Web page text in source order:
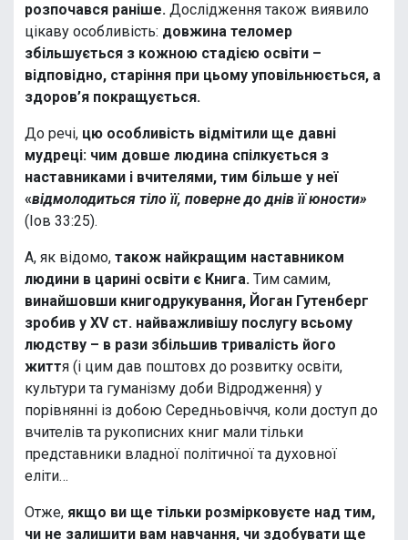
розпочався раніше. Дослідження також виявило
цікаву особливість: довжина теломер
збільшується з кожною стадією освіти –
відповідно, старіння при цьому уповільнюється, а
здоров’я покращується.
До речі, цю особливість відмітили ще давні
мудреці: чим довше людина спілкується з
наставниками і вчителями, тим більше у неї
«відмолодиться тіло її, поверне до днів її юности»
(Іов 33:25).
А, як відомо, також найкращим наставником
людини в царині освіти є Книга. Тим самим,
винайшовши книгодрукування, Йоган Гутенберг
зробив у XV ст. найважливішу послугу всьому
людству – в рази збільшив тривалість його
життя (і цим дав поштовх до розвитку освіти,
культури та гуманізму доби Відродження) у
порівнянні із добою Середньовіччя, коли доступ до
вчителів та рукописних книг мали тільки
представники владної політичної та духовної
еліти…
Отже, якщо ви ще тільки розмірковуєте над тим,
чи не залишити вам навчання, чи здобувати ще